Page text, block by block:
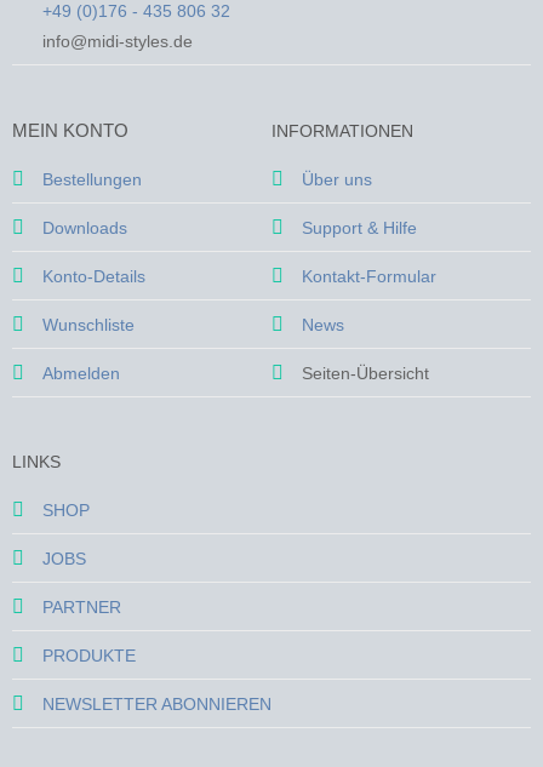
+49 (0)176 - 435 806 32
info@midi-styles.de
MEIN KONTO
Bestellungen
Downloads
Konto-Details
Wunschliste
Abmelden
INFORMATIONEN
Über uns
Support & Hilfe
Kontakt-Formular
News
Seiten-Übersicht
LINKS
SHOP
JOBS
PARTNER
PRODUKTE
NEWSLETTER ABONNIEREN